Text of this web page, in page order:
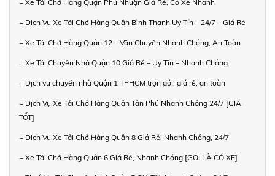
+ Xe Tải Chở Hàng Quận Phú Nhuận Giá Rẻ, Có Xe Nhanh
+ Dịch Vụ Xe Tải Chở Hàng Quận Bình Thạnh Uy Tín – 24/7 – Giá Rẻ
+ Xe Tải Chở Hàng Quận 12 – Vận Chuyển Nhanh Chóng, An Toàn
+ Xe Tải Chuyển Nhà Quận 10 Giá Rẻ – Uy Tín – Nhanh Chóng
+ Dịch vụ chuyển nhà Quận 1 TPHCM trọn gói, giá rẻ, an toàn
+ Dịch Vụ Xe Tải Chở Hàng Quận Tân Phú Nhanh Chóng 24/7 [GIÁ
TỐT]
+ Dịch Vụ Xe Tải Chở Hàng Quận 8 Giá Rẻ, Nhanh Chóng, 24/7
+ Xe Tải Chở Hàng Quận 6 Giá Rẻ, Nhanh Chóng [GỌI LÀ CÓ XE]